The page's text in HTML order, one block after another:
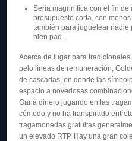
Serí­a magnnífica con el fin
presupuesto corta, con
también para juguetear
bien pad.
Acerca de lugar para
pelo líneas de remuneración,
de cascadas, en donde las
espacio a novedosas
Ganá dinero jugando en las
cómodo y no ha transpirado
tragamonedas gratuitas
un elevado RTP. Hay una gran